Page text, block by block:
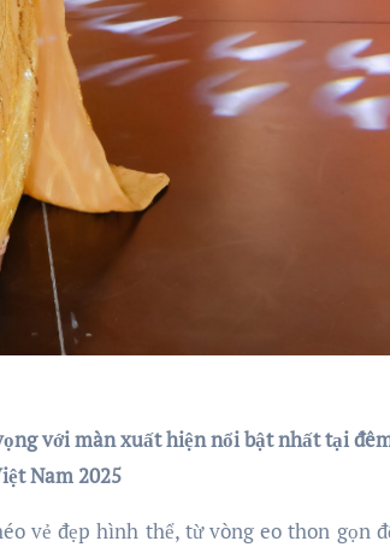
với màn xuất hiện nổi bật nhất tại
Nam 2025
vẻ đẹp hình thể, từ vòng eo thon gọn